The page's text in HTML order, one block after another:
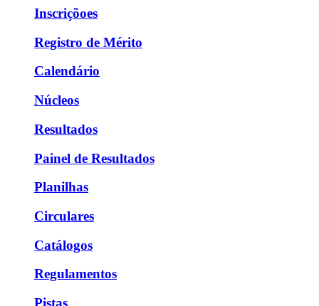
Inscriçõoes
Registro de Mérito
Calendário
Núcleos
Resultados
Painel de Resultados
Planilhas
Circulares
Catálogos
Regulamentos
Pistas